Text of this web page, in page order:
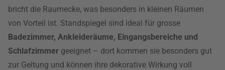
bricht die Raumecke, was besonders in kleinen Räumen
von Vorteil ist. Standspiegel sind ideal für grosse
Badezimmer, Ankleideräume, Eingangsbereiche und
Schlafzimmer geeignet – dort kommen sie besonders gut
zur Geltung und können ihre dekorative Wirkung voll